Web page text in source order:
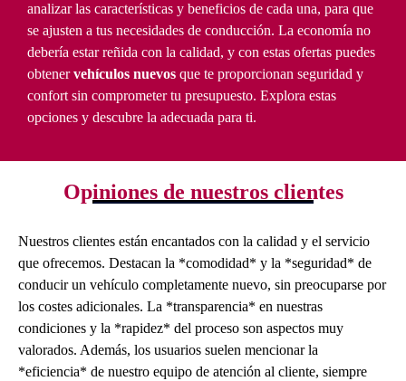
analizar las características y beneficios de cada una, para que
se ajusten a tus necesidades de conducción. La economía no
debería estar reñida con la calidad, y con estas ofertas puedes
obtenervehículos nuevos que te proporcionan seguridad y
confort sin comprometer tu presupuesto. Explora estas
opciones y descubre la adecuada para ti.
Opiniones de nuestros clientes
Nuestros clientes están encantados con la calidad y el servicio
que ofrecemos. Destacan la *comodidad* y la *seguridad* de
conducir un vehículo completamente nuevo, sin preocuparse por
los costes adicionales. La *transparencia* en nuestras
condiciones y la *rapidez* del proceso son aspectos muy
valorados. Además, los usuarios suelen mencionar la
*eficiencia* de nuestro equipo de atención al cliente, siempre